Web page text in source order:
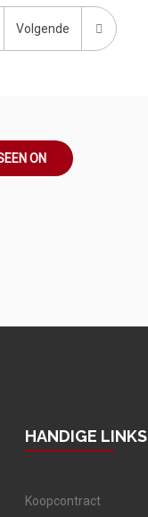
Volgende
ON
HANDIGE LINKS
Koopcontract